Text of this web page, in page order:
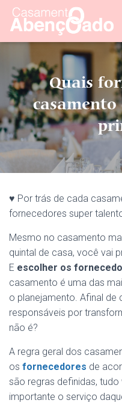
Quais
♥ Por trás de cada
fornecedores super
Mesmo no casamento
quintal de casa, você vai
E escolher os
casamento é uma das
o planejamento. Afinal de
responsáveis por
não é?
A regra geral dos
os fornecedores de
são regras definidas,
importante o serviço